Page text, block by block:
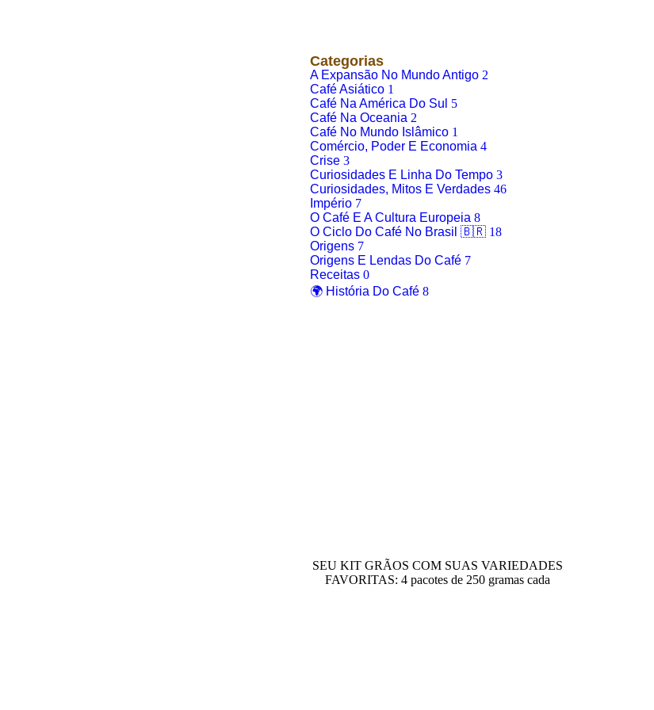
Categorias
A Expansão No Mundo Antigo 2
Café Asiático 1
Café Na América Do Sul 5
Café Na Oceania 2
Café No Mundo Islâmico 1
Comércio, Poder E Economia 4
Crise 3
Curiosidades E Linha Do Tempo 3
Curiosidades, Mitos E Verdades 46
Império 7
O Café E A Cultura Europeia 8
O Ciclo Do Café No Brasil 🇧🇷 18
Origens 7
Origens E Lendas Do Café 7
Receitas 0
🌍 História Do Café 8
SEU KIT GRÃOS COM SUAS VARIEDADES
FAVORITAS: 4 pacotes de 250 gramas cada